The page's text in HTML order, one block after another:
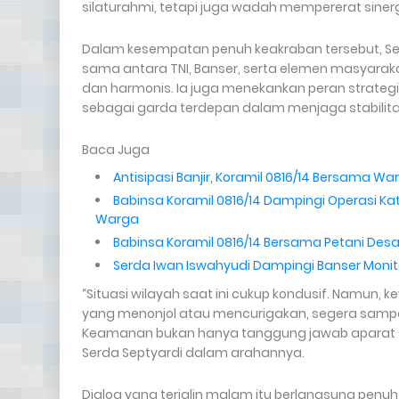
silaturahmi, tetapi juga wadah mempererat
Dalam kesempatan penuh keakraban tersebut,
sama antara TNI, Banser, serta elemen
dan harmonis. Ia juga menekankan peran
sebagai garda terdepan dalam menjaga
Baca Juga
Antisipasi Banjir, Koramil 0816/14 Bersama
Babinsa Koramil 0816/14 Dampingi Operasi
Warga
Babinsa Koramil 0816/14 Bersama Petani
Serda Iwan Iswahyudi Dampingi Banser
“Situasi wilayah saat ini cukup kondusif.
yang menonjol atau mencurigakan, segera
Keamanan bukan hanya tanggung jawab
Serda Septyardi dalam arahannya.
Dialog yang terjalin malam itu berlangsung